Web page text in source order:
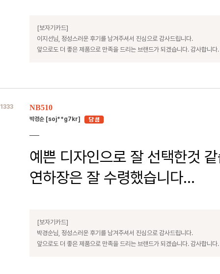
[보자기카드]
이지선님, 정성스러운 후기를 남겨주셔서 진심으로 감사드립니다.
앞으로도 더 좋은 제품으로 만족을 드리는 브랜드가 되겠습니다. 감사합니다.
1333 NB510
박경순 [soj**g7kr]
예쁜 디자인으로 잘 선택한것
연하장은 잘 수령했습니다...
[보자기카드]
박경순님, 정성스러운 후기를 남겨주셔서 진심으로 감사드립니다.
앞으로도 더 좋은 제품으로 만족을 드리는 브랜드가 되겠습니다. 감사합니다.